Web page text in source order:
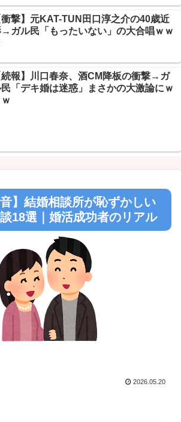
衝撃】元KAT-TUN田口淳之介の40歳近
ガル民「もったいない」の大合唱ｗｗ
続報】川口春奈、酒CM降板の衝撃→ガ
民「デキ婚は迷惑」まさかの大激論にｗ
音】結婚相談所が恥ずかしい
18選｜婚活成功者のリアル
2026.05.20